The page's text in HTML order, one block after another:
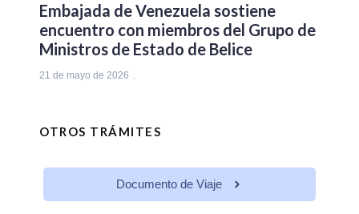
Embajada de Venezuela sostiene
encuentro con miembros del Grupo de
Ministros de Estado de Belice
21 de mayo de 2026
OTROS TRÁMITES
Documento de Viaje